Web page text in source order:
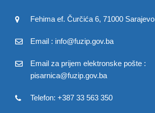
Fehima ef. Čurčića 6, 71000 Sarajevo
Email : info@fuzip.gov.ba
Email za prijem elektronske pošte :
pisarnica@fuzip.gov.ba
Telefon: +387 33 563 350